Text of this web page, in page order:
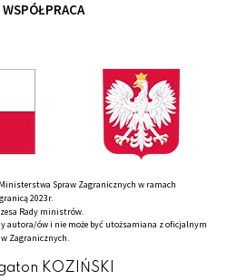
WSPÓŁPRACA
Spraw Zagranicznych w ramach
2023r.
Rady ministrów.
autora/ów i nie może być utożsamiana z oficjalnym
Zagranicznych.
KOZIŃSKI